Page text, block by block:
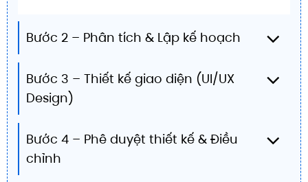
Bước 2 – Phân tích & Lập kế hoạch
Bước 3 – Thiết kế giao diện (UI/UX
Design)
Bước 4 – Phê duyệt thiết kế & Điều
chỉnh